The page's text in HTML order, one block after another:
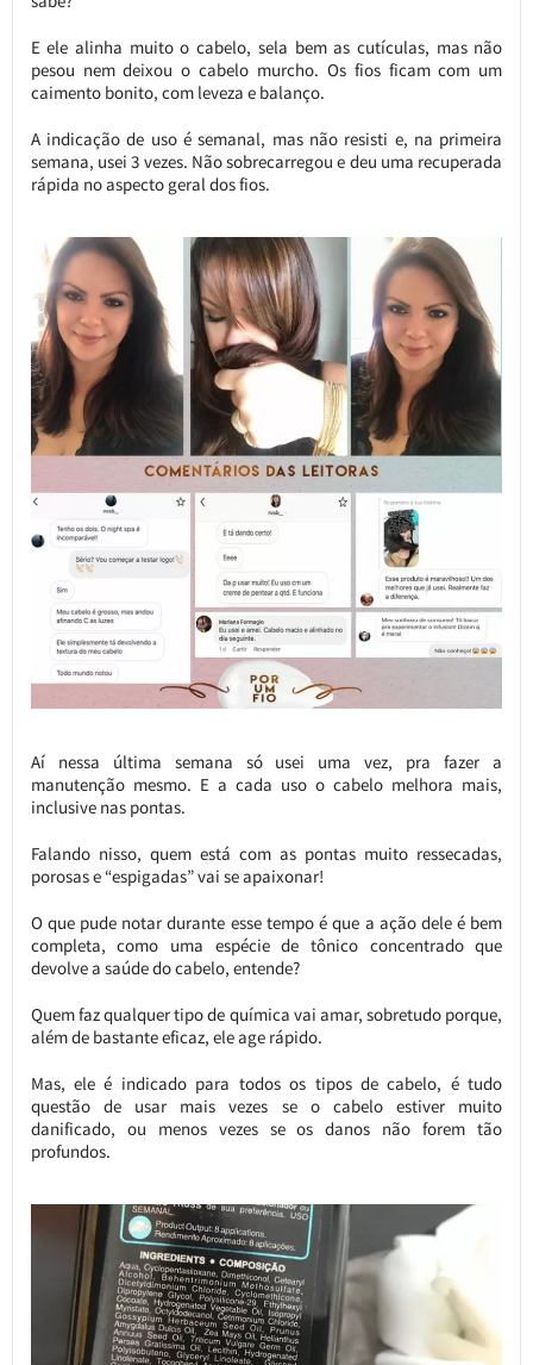
E ele alinha muito o cabelo, sela bem as cutículas, mas não
pesou nem deixou o cabelo murcho. Os fios ficam com um
caimento bonito, com leveza e balanço.
A indicação de uso é semanal, mas não resisti e, na primeira
semana, usei 3 vezes. Não sobrecarregou e deu uma recuperada
rápida no aspecto geral dos fios.
Aí nessa última semana só usei uma vez, pra fazer a
manutenção mesmo. E a cada uso o cabelo melhora mais,
inclusive nas pontas.
Falando nisso, quem está com as pontas muito ressecadas,
porosas e “espigadas” vai se apaixonar!
O que pude notar durante esse tempo é que a ação dele é bem
completa, como uma espécie de tônico concentrado que
devolve a saúde do cabelo, entende?
Quem faz qualquer tipo de química vai amar, sobretudo porque,
além de bastante eficaz, ele age rápido.
Mas, ele é indicado para todos os tipos de cabelo, é tudo
questão de usar mais vezes se o cabelo estiver muito
danificado, ou menos vezes se os danos não forem tão
profundos.